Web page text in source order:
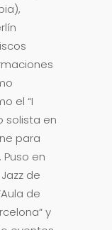
el “I
solista en
para
en
de
de
y